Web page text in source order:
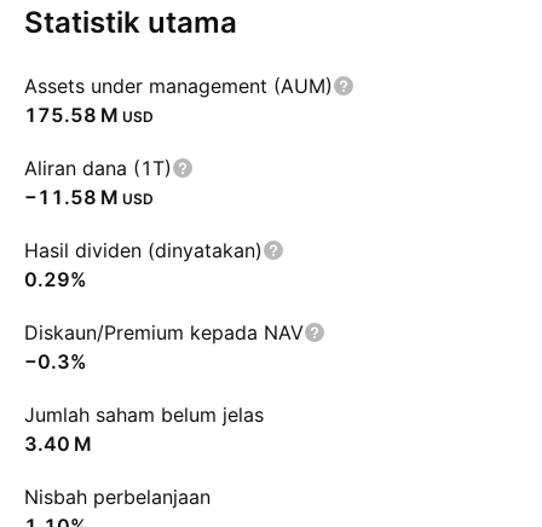
Statistik utama
Assets under management (AUM)
‪175.58 M‬ USD
Aliran dana (1T)
‪−11.58 M‬ USD
Hasil dividen (dinyatakan)
0.29%
Diskaun/Premium kepada NAV
−0.3%
Jumlah saham belum jelas
‪3.40 M‬
Nisbah perbelanjaan